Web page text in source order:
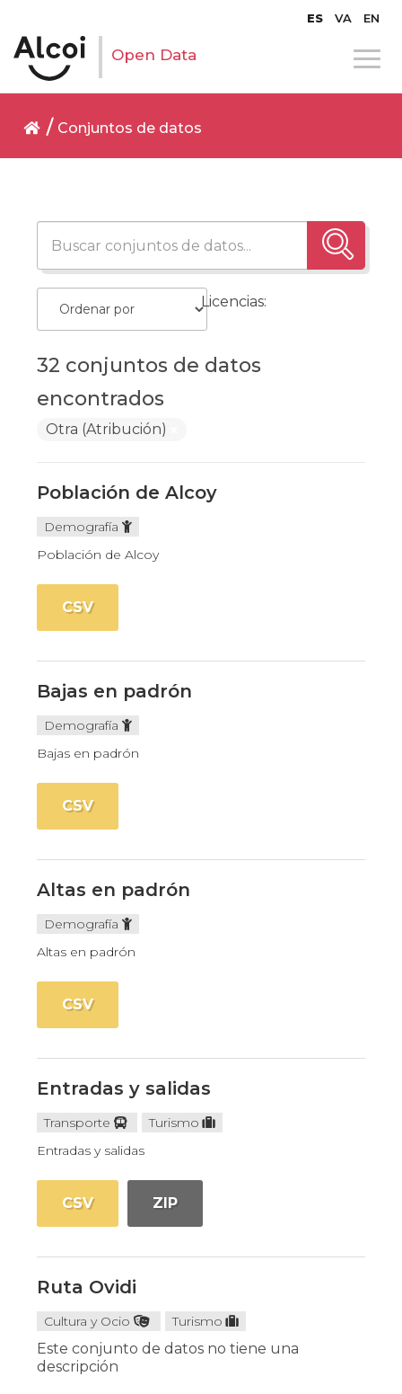
ES VA EN
Open Data
Conjuntos de datos
32 conjuntos de datos
encontrados
Licencias:
Otra (Atribución)
Población de Alcoy
Demografía
Población de Alcoy
CSV
Bajas en padrón
Demografía
Bajas en padrón
CSV
Altas en padrón
Demografía
Altas en padrón
CSV
Entradas y salidas
Transporte
Turismo
Entradas y salidas
CSV ZIP
Ruta Ovidi
Cultura y Ocio Turismo
Este conjunto de datos no tiene una
descripción